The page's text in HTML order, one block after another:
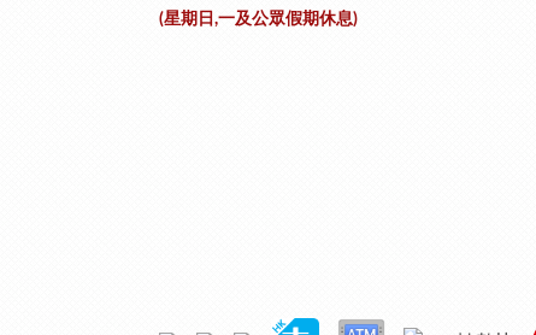
(星期日,一及公眾假期休息)